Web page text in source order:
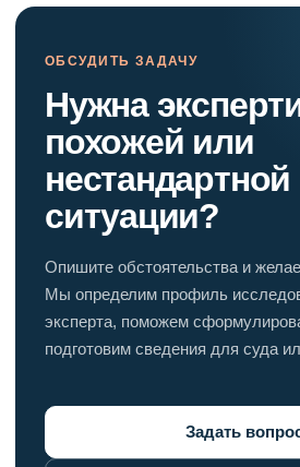
ОБСУДИТЬ ЗАДАЧУ
Нужна
похожей или
нестандартной
ситуации?
Опишите обстоятельства и
Мы определим профиль
эксперта, поможем
подготовим сведения для суда
Задать